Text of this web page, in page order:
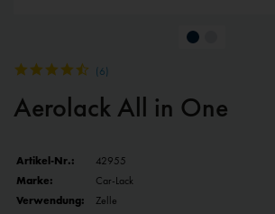
(6)
Aerolack All in One
Artikel-Nr.:
42955
Marke:
Car-Lack
Verwendung:
Zelle